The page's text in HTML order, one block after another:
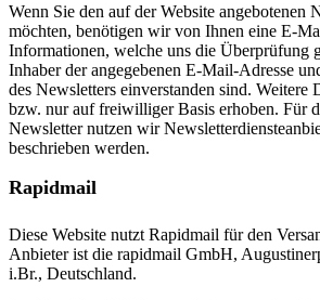
Wenn Sie den auf der Website angebotenen
möchten, benötigen wir von Ihnen eine E-
Informationen, welche uns die Überprüfung
Inhaber der angegebenen E-Mail-Adresse
des Newsletters einverstanden sind. Weitere
bzw. nur auf freiwilliger Basis erhoben. Für
Newsletter nutzen wir
beschrieben werden.
Rapidmail
Diese Website nutzt Rapidmail für den
Anbieter ist die rapidmail GmbH,
i.Br., Deutschland.